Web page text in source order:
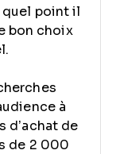
quel point il
bon choix
à
d’achat de
de 2 000